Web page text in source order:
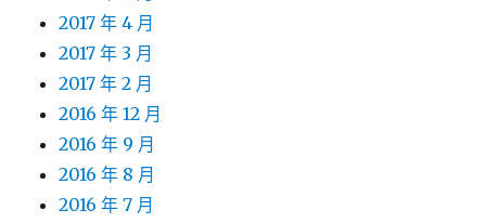
2017 年 4 月
2017 年 3 月
2017 年 2 月
2016 年 12 月
2016 年 9 月
2016 年 8 月
2016 年 7 月